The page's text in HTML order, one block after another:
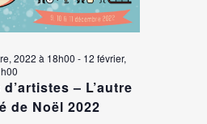
– L’autre
de Noël 2022
2022 à 18h00 - 12 février,